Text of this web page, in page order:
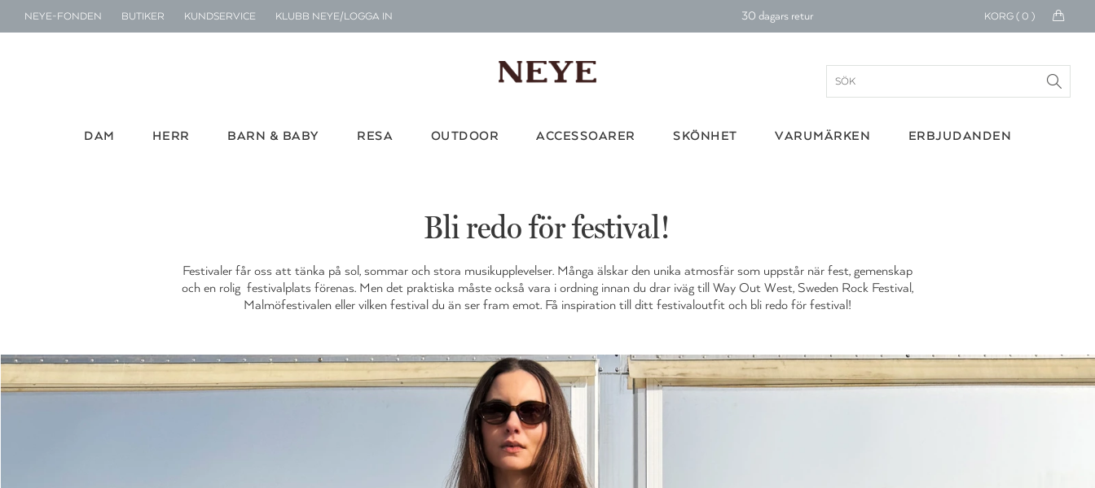
NEYE-FONDEN BUTIKER KUNDSERVICE KLUBB NEYE/LOGGA IN Vi donerar till cancerforskning KORG ( 0 )
DAM HERR BARN & BABY RESA OUTDOOR ACCESSOARER SKÖNHET VARUMÄRKEN ERBJUDANDEN
Bli redo för festival!
Festivaler får oss att tänka på sol, sommar och stora musikupplevelser. Många älskar den unika atmosfär som uppstår när fest, gemenskap
och en rolig festivalplats förenas. Men det praktiska måste också vara i ordning innan du drar iväg till Way Out West, Sweden Rock Festival,
Malmöfestivalen eller vilken festival du än ser fram emot. Få inspiration till ditt festivaloutfit och bli redo för festival!